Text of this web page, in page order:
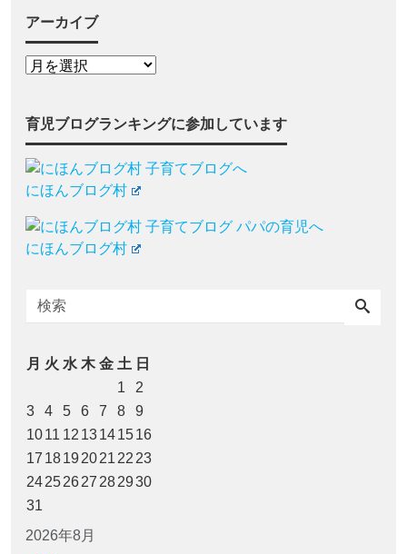
アーカイブ
育児ブログランキングに参加しています
にほんブログ村
にほんブログ村
2026年8月
月 火 水 木 金 土 日
1
2
3
4 5 6 7 8
9
1011 12 13141516
17 18192021 22 23
24252627 282930
31